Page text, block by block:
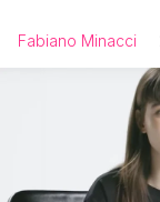
Fabiano Minacci